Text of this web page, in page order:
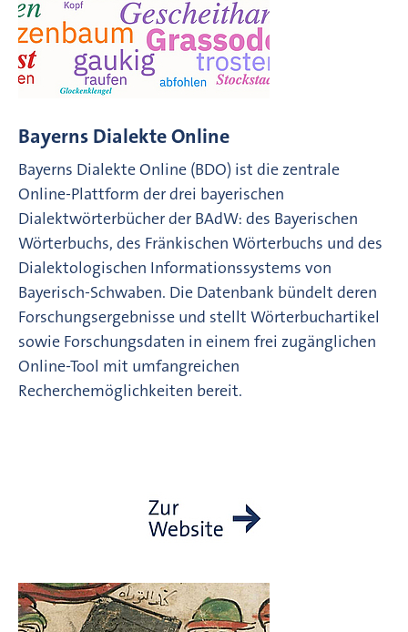
Bayerns Dialekte Online
Bayerns Dialekte Online (BDO) ist die zentrale
Online-Plattform der drei bayerischen
Dialektwörterbücher der BAdW: des Bayerischen
Wörterbuchs, des Fränkischen Wörterbuchs und des
Dialektologischen Informationssystems von
Bayerisch-Schwaben. Die Datenbank bündelt deren
Forschungsergebnisse und stellt Wörterbuchartikel
sowie Forschungsdaten in einem frei zugänglichen
Online-Tool mit umfangreichen
Recherchemöglichkeiten bereit.